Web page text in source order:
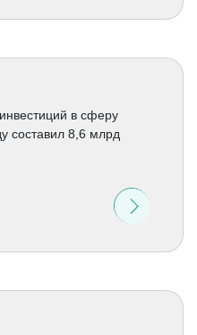
в сферу
составил 8,6 млрд